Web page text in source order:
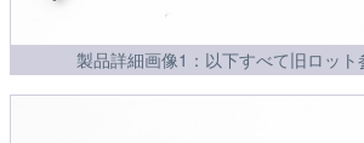
製品詳細画像1：以下すべて旧ロット